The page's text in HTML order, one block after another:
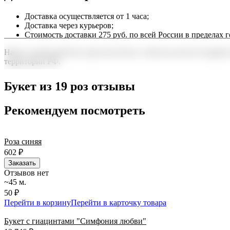
Доставка осуществляется от 1 часа;
Доставка через курьеров;
Стоимость доставки 275 руб. по всей России в пределах
Наша служба работает круглосуточно, чтобы вы могли
территории РФ.
точность до минуты. Выбирайте, где купить и сколько стоит
Букет из 19 роз отзывы
Рекомендуем посмотреть
Роза синяя
602 ₽
Заказать
Отзывов нет
~45 м.
50 ₽
Перейти в корзинуПерейти в карточку товара
Букет с гиацинтами "Симфония любви"